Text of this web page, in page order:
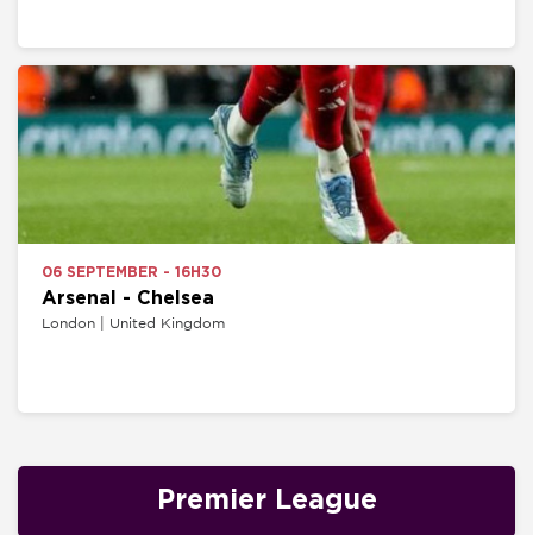
06 SEPTEMBER - 16H30
Arsenal - Chelsea
London | United Kingdom
Premier League